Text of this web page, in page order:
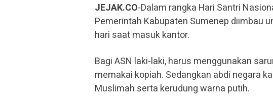
JEJAK.CO-Dalam rangka Hari Santri
Pemerintah Kabupaten Sumenep diimbau
hari saat masuk kantor.
Bagi ASN laki-laki, harus menggunakan
memakai kopiah. Sedangkan abdi negara
Muslimah serta kerudung warna putih.